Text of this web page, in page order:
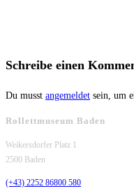
Schreibe einen
Du musst angemeldet sein, um
Rollettmuseum Baden
Weikersdorfer Platz 1
2500 Baden
(+43) 2252 86800 580